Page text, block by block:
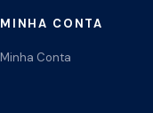
MINHA CONTA
Minha Conta